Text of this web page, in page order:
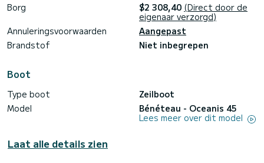
Borg
$2 308,40 (Direct door de
eigenaar verzorgd)
Annuleringsvoorwaarden
Aangepast
Brandstof
Niet inbegrepen
Boot
Type boot
Zeilboot
Model
Bénéteau - Oceanis 45
Lees meer over dit model
Laat alle details zien